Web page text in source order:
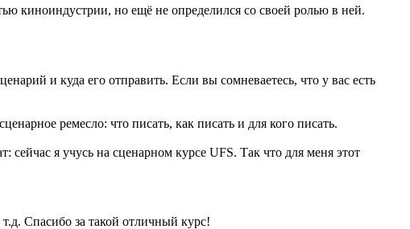
киноиндустрии, но ещё не определился со своей ролью в ней.
и куда его отправить. Если вы сомневаетесь, что у вас есть
ремесло: что писать, как писать и для кого писать.
сейчас я учусь на сценарном курсе UFS. Так что для меня этот
Спасибо за такой отличный курс!